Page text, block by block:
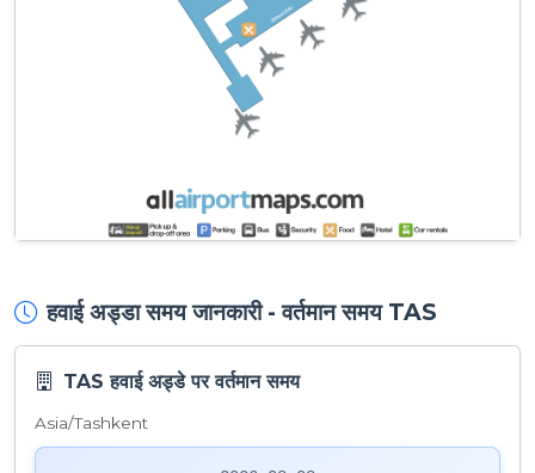
हवाई अड्डा समय जानकारी - वर्तमान समय TAS
TAS हवाई अड्डे पर वर्तमान समय
Asia/Tashkent